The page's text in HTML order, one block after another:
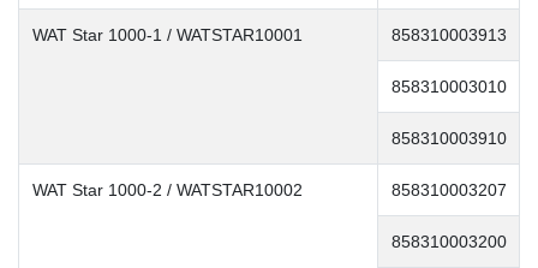
WAT Star 1000-1 / WATSTAR10001 858310003913
858310003010
858310003910
WAT Star 1000-2 / WATSTAR10002 858310003207
858310003200